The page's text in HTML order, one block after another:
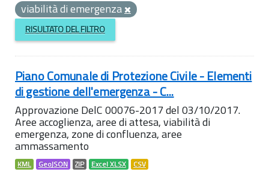
viabilità di emergenza
RISULTATO DEL FILTRO
Piano Comunale di Protezione Civile - Elementi
di gestione dell'emergenza - C...
Approvazione DelC 00076-2017 del 03/10/2017.
Aree accoglienza, aree di attesa, viabilità di
emergenza, zone di confluenza, aree
ammassamento
KML GeoJSON ZIP Excel XLSX CSV